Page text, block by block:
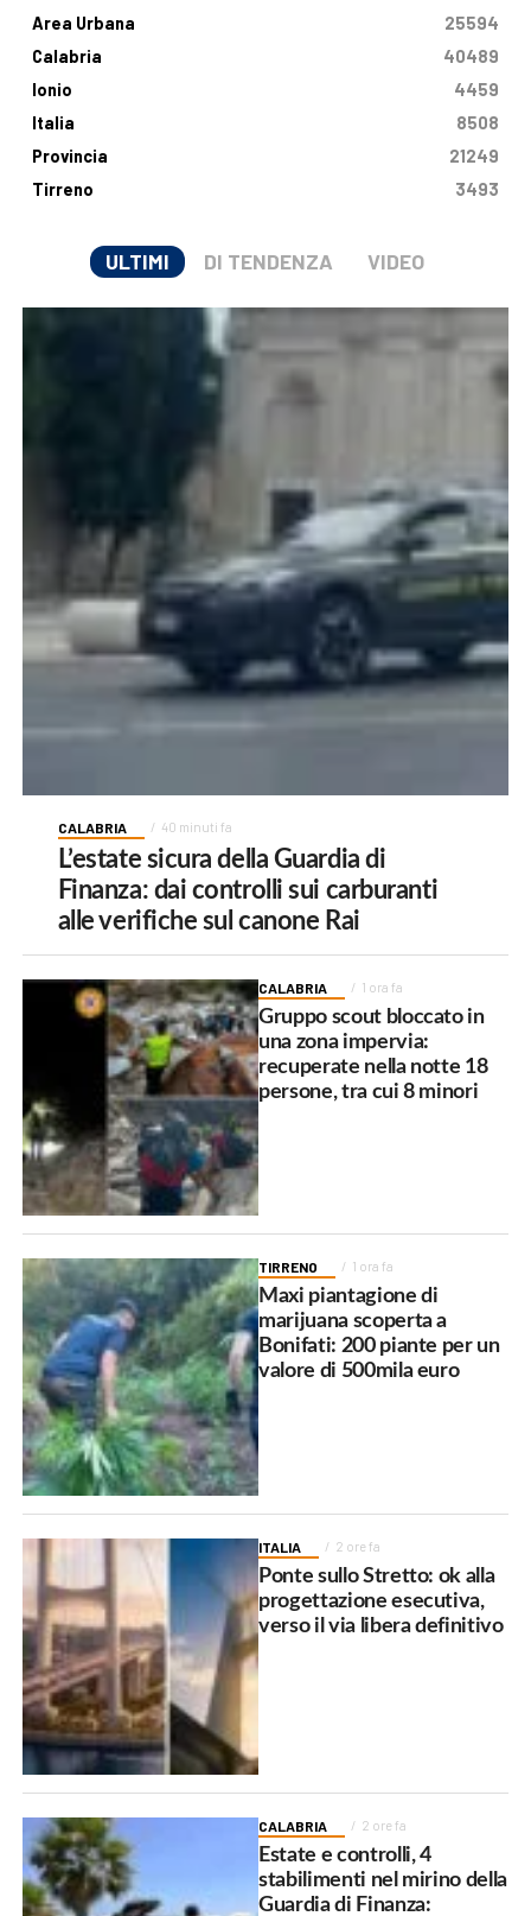
Area Urbana
25594
Calabria
40489
Ionio
4459
Italia
8508
Provincia
21249
Tirreno
3493
ULTIMI DI TENDENZA VIDEO
CALABRIA 40 minuti fa
L’estate sicura della Guardia di
Finanza: dai controlli sui carburanti
alle verifiche sul canone Rai
CALABRIA 1 ora fa
Gruppo scout bloccato in
una zona impervia:
recuperate nella notte 18
persone, tra cui 8 minori
TIRRENO 1 ora fa
Maxi piantagione di
marijuana scoperta a
Bonifati: 200 piante per un
valore di 500mila euro
ITALIA 2 ore fa
Ponte sullo Stretto: ok alla
progettazione esecutiva,
verso il via libera definitivo
CALABRIA 2 ore fa
Estate e controlli, 4
stabilimenti nel mirino della
Guardia di Finanza: